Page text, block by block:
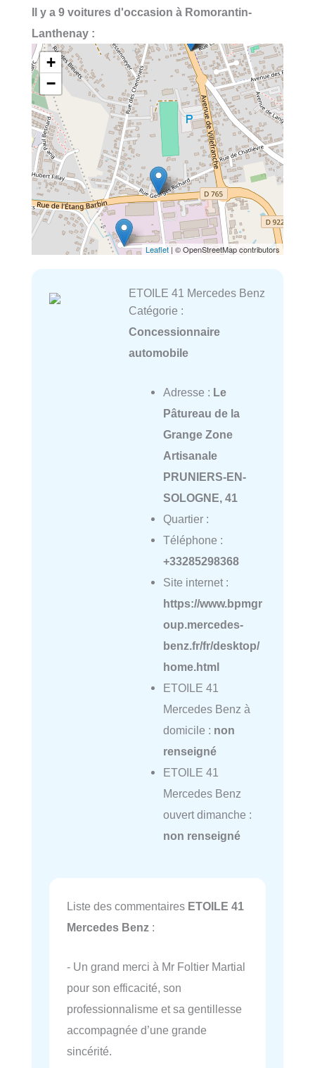
Il y a 9 voitures d'occasion à Romorantin-
Lanthenay :
+
−
Leaflet | © OpenStreetMap contributors
ETOILE 41 Mercedes Benz
Catégorie :
Concessionnaire
automobile
Adresse : Le
Pâtureau de la
Grange Zone
Artisanale
PRUNIERS-EN-
SOLOGNE, 41
Quartier :
Téléphone :
+33285298368
Site internet :
https://www.bpmgr
oup.mercedes-
benz.fr/fr/desktop/
home.html
ETOILE 41
Mercedes Benz à
domicile : non
renseigné
ETOILE 41
Mercedes Benz
ouvert dimanche :
non renseigné
Liste des commentaires ETOILE 41
Mercedes Benz :
- Un grand merci à Mr Foltier Martial
pour son efficacité, son
professionnalisme et sa gentillesse
accompagnée d’une grande
sincérité.